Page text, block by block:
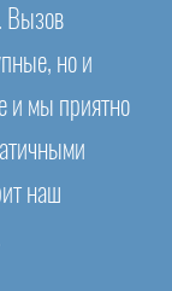
Вызов
но и
и мы приятно
наш